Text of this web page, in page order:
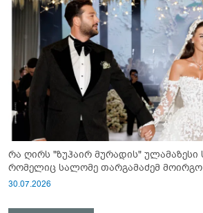
რა ღირს "ზუჰაირ მურადის" ულამაზესი საქორწინო კაბა,
რომელიც სალომე თარგამაძემ მოირგო
30.07.2026